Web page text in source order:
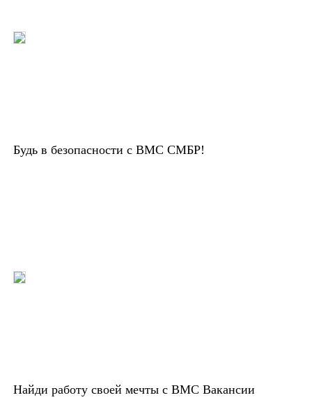
Будь в безопасности с ВМС СМБР!
Найди работу своей мечты с ВМС Вакансии